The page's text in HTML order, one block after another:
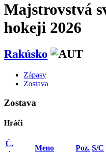
Majstrovstvá
hokeji 2026
Rakúsko
Zápasy
Zostava
Zostava
Hráči
Č.
Meno Poz. S/C